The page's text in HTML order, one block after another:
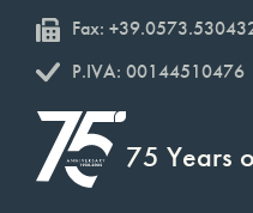
Fax:
P.IVA: 00144510476
75 Years